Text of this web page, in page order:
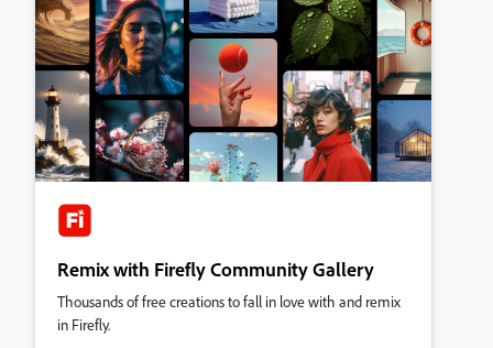
Remix with Firefly Community Gallery
Thousands of free creations to fall in love with and remix
in Firefly.